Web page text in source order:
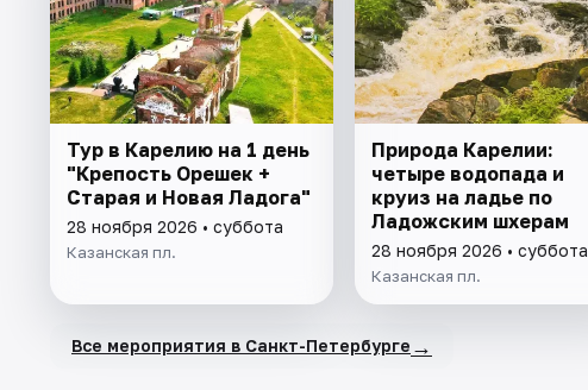
Тур в Карелию на 1 день
"Крепость Орешек +
Старая и Новая Ладога"
28 ноября 2026 • суббота
Казанская пл.
Природа Карелии:
четыре водопада и
круиз на ладье по
Ладожским шхерам
28 ноября 2026 • суббота
Казанская пл.
Все мероприятия в Санкт-Петербурге →